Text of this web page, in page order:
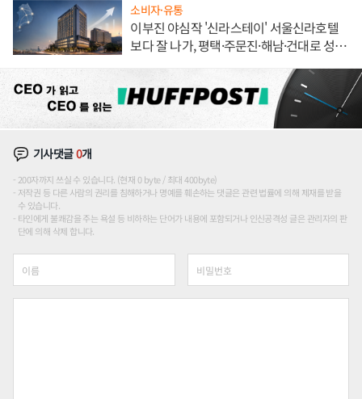
소비자·유통
이부진 야심작 '신라스테이' 서울신라호텔
보다 잘 나가, 평택·주문진·해남·건대로 성
기사댓글0개
200자까지 쓰실 수 있습니다. (현재 0 byte / 최대 400byte)
저작권 등 다른 사람의 권리를 침해하거나 명예를 훼손하는 댓글은 관련 법률에 의해 제재를 받을
수 있습니다.
타인에게 불쾌감을 주는 욕설 등 비하하는 단어가 내용에 포함되거나 인신공격성 글은 관리자의 판
단에 의해 삭제 합니다.